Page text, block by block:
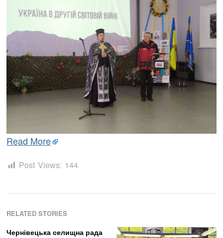
Read More
Post Views: 144
RELATED STORIES
Чернівецька селищна рада